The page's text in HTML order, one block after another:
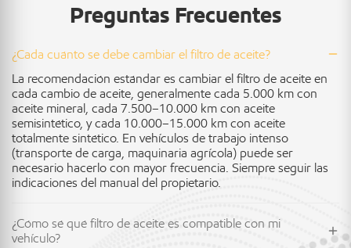
Preguntas Frecuentes
¿Cada cuánto se debe cambiar el filtro de aceite?
La recomendación estándar es cambiar el filtro de aceite en
cada cambio de aceite, generalmente cada 5.000 km con
aceite mineral, cada 7.500–10.000 km con aceite
semisintético, y cada 10.000–15.000 km con aceite
totalmente sintético. En vehículos de trabajo intenso
(transporte de carga, maquinaria agrícola) puede ser
necesario hacerlo con mayor frecuencia. Siempre seguir las
indicaciones del manual del propietario.
¿Cómo sé qué filtro de aceite es compatible con mi
vehículo?